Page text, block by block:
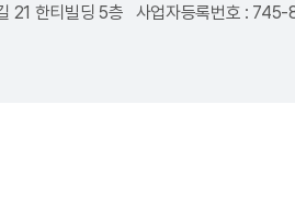
21 한티빌딩 5층 사업자등록번호 :